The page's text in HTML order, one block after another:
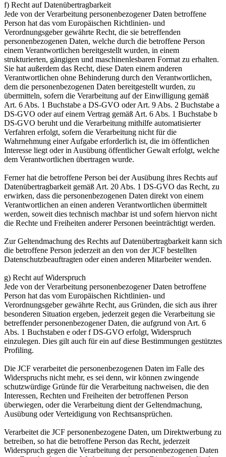
f) Recht auf Datenübertragbarkeit
Jede von der Verarbeitung personenbezogener Daten betroffene
Person hat das vom Europäischen Richtlinien- und
Verordnungsgeber gewährte Recht, die sie betreffenden
personenbezogenen Daten, welche durch die betroffene Person
einem Verantwortlichen bereitgestellt wurden, in einem
strukturierten, gängigen und maschinenlesbaren Format zu erhalten.
Sie hat außerdem das Recht, diese Daten einem anderen
Verantwortlichen ohne Behinderung durch den Verantwortlichen,
dem die personenbezogenen Daten bereitgestellt wurden, zu
übermitteln, sofern die Verarbeitung auf der Einwilligung gemäß
Art. 6 Abs. 1 Buchstabe a DS-GVO oder Art. 9 Abs. 2 Buchstabe a
DS-GVO oder auf einem Vertrag gemäß Art. 6 Abs. 1 Buchstabe b
DS-GVO beruht und die Verarbeitung mithilfe automatisierter
Verfahren erfolgt, sofern die Verarbeitung nicht für die
Wahrnehmung einer Aufgabe erforderlich ist, die im öffentlichen
Interesse liegt oder in Ausübung öffentlicher Gewalt erfolgt, welche
dem Verantwortlichen übertragen wurde.
Ferner hat die betroffene Person bei der Ausübung ihres Rechts auf
Datenübertragbarkeit gemäß Art. 20 Abs. 1 DS-GVO das Recht, zu
erwirken, dass die personenbezogenen Daten direkt von einem
Verantwortlichen an einen anderen Verantwortlichen übermittelt
werden, soweit dies technisch machbar ist und sofern hiervon nicht
die Rechte und Freiheiten anderer Personen beeinträchtigt werden.
Zur Geltendmachung des Rechts auf Datenübertragbarkeit kann sich
die betroffene Person jederzeit an den von der JCF bestellten
Datenschutzbeauftragten oder einen anderen Mitarbeiter wenden.
g) Recht auf Widerspruch
Jede von der Verarbeitung personenbezogener Daten betroffene
Person hat das vom Europäischen Richtlinien- und
Verordnungsgeber gewährte Recht, aus Gründen, die sich aus ihrer
besonderen Situation ergeben, jederzeit gegen die Verarbeitung sie
betreffender personenbezogener Daten, die aufgrund von Art. 6
Abs. 1 Buchstaben e oder f DS-GVO erfolgt, Widerspruch
einzulegen. Dies gilt auch für ein auf diese Bestimmungen gestütztes
Profiling.
Die JCF verarbeitet die personenbezogenen Daten im Falle des
Widerspruchs nicht mehr, es sei denn, wir können zwingende
schutzwürdige Gründe für die Verarbeitung nachweisen, die den
Interessen, Rechten und Freiheiten der betroffenen Person
überwiegen, oder die Verarbeitung dient der Geltendmachung,
Ausübung oder Verteidigung von Rechtsansprüchen.
Verarbeitet die JCF personenbezogene Daten, um Direktwerbung zu
betreiben, so hat die betroffene Person das Recht, jederzeit
Widerspruch gegen die Verarbeitung der personenbezogenen Daten